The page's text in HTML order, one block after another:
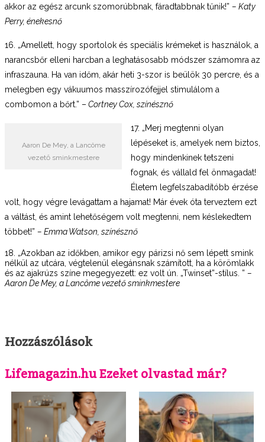
akkor az egész arcunk szomorúbbnak, fáradtabbnak tűnik!” – Katy
Perry, énekesnő
16. „Amellett, hogy sportolok és speciális krémeket is használok, a
narancsbőr elleni harcban a leghatásosabb módszer számomra az
infraszauna. Ha van időm, akár heti 3-szor is beülök 30 percre, és a
melegben egy vákuumos masszírozófejjel stimulálom a
combomon a bőrt.” – Cortney Cox, színésznő
Aaron De Mey, a Lancôme
vezető sminkmestere
17. „Merj megtenni olyan
lépéseket is, amelyek nem biztos,
hogy mindenkinek tetszeni
fognak, és vállald fel önmagadat!
Életem legfelszabadítóbb érzése
volt, hogy végre levágattam a hajamat! Már évek óta terveztem ezt
a váltást, és amint lehetőségem volt megtenni, nem késlekedtem
többet!” – Emma Watson, színésznő
18. „Azokban az időkben, amikor egy párizsi nő sem lépett smink
nélkül az utcára, végtelenül elegánsnak számított, ha a körömlakk
és az ajakrúzs színe megegyezett: ez volt ún. „Twinset”-stílus. ” –
Aaron De Mey, a Lancôme vezető sminkmestere
Hozzászólások
Lifemagazin.hu Ezeket olvastad már?